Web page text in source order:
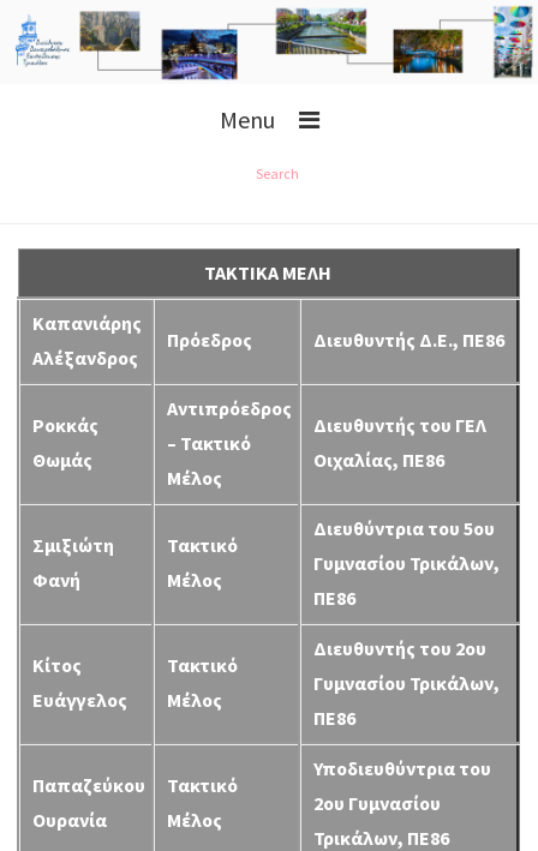
Menu
Search
ΤΑΚΤΙΚΑ ΜΕΛΗ
Καπανιάρης
Αλέξανδρος
Πρόεδρος Διευθυντής Δ.Ε., ΠΕ86
Ροκκάς
Θωμάς
Αντιπρόεδρος
– Τακτικό
Μέλος
Διευθυντής του ΓΕΛ
Οιχαλίας, ΠΕ86
Σμιξιώτη
Φανή
Τακτικό
Μέλος
Διευθύντρια του 5ου
Γυμνασίου Τρικάλων,
ΠΕ86
Κίτος
Ευάγγελος
Τακτικό
Μέλος
Διευθυντής του 2ου
Γυμνασίου Τρικάλων,
ΠΕ86
Παπαζεύκου
Ουρανία
Τακτικό
Μέλος
Υποδιευθύντρια του
2ου Γυμνασίου
Τρικάλων, ΠΕ86